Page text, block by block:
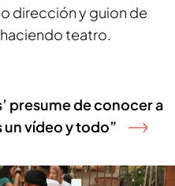
dirección y guion de
haciendo teatro.
presume de conocer a
un vídeo y todo”